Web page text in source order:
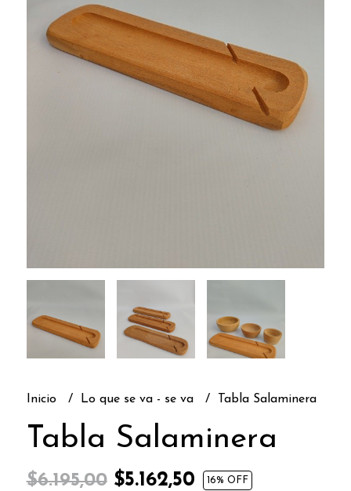
Inicio Lo que se va - se va Tabla Salaminera
Tabla Salaminera
$6.195,00$5.162,50 16% OFF